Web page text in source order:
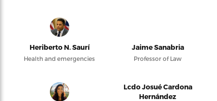
Heriberto N. Saurí
Health and emergencies
Jaime Sanabria
Professor of Law
Lcdo Josué Cardona
Hernández